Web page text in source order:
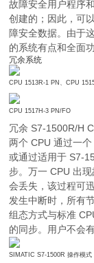
故障安全用户程序
创建的；因此，可
障安全数据。由于
的系统有点和全面功
冗余系统
CPU 1513R-1 PN、CPU
CPU 1517H-3 PN/FO
冗余 S7-1500R/H
两个 CPU 通过一
或通过适用于 S7-
步。万一 CPU 出
会丢失，该过程可
发生中断时，所有
组态方式与标准
的同步。用户不会
SIMATIC S7-1500R 操作模式